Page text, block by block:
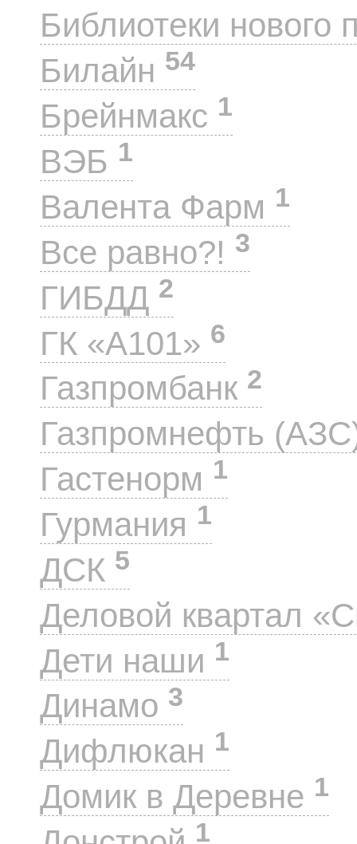
Библиотеки нового
Билайн 54
Брейнмакс 1
ВЭБ 1
Валента Фарм 1
Все равно?! 3
ГИБДД 2
ГК «А101» 6
Газпромбанк 2
Газпромнефть
Гастенорм 1
Гурмания 1
ДСК 5
Деловой квартал
Дети наши 1
Динамо 3
Дифлюкан 1
Домик в Деревне 1
1